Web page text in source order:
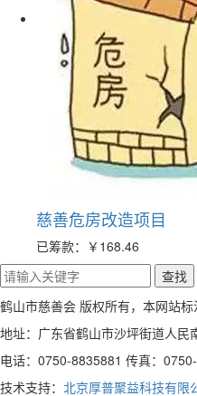
慈善危房改造项目
已筹款： ￥168.46
鹤山市慈善会 版权所有，本网站
地址：广东省鹤山市沙坪街道人民
电话：0750-8835881 传真：
技术支持： 北京厚普聚益科技有限